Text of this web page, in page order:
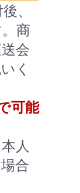
、
商
会
く
可能
人
合